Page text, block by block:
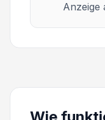
Anzeige